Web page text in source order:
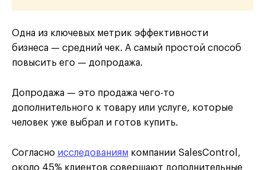
Одна из ключевых метрик эффективности
бизнеса — средний чек. А самый простой способ
повысить его — допродажа.
Допродажа — это продажа чего-то
дополнительного к товару или услуге, которые
человек уже выбрал и готов купить.
Согласно исследованиям компании SalesControl,
около 45% клиентов совершают дополнительные